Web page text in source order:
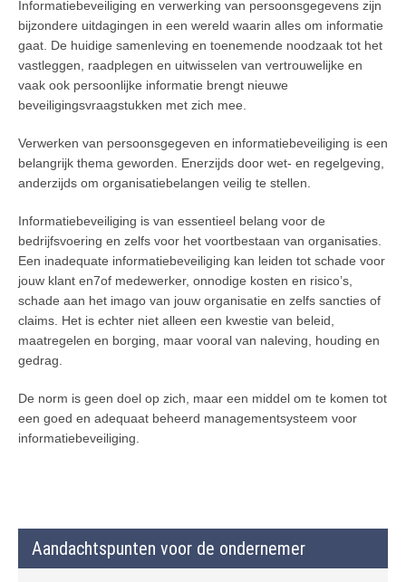
Informatiebeveiliging en verwerking van persoonsgegevens zijn
bijzondere uitdagingen in een wereld waarin alles om informatie
gaat. De huidige samenleving en toenemende noodzaak tot het
vastleggen, raadplegen en uitwisselen van vertrouwelijke en
vaak ook persoonlijke informatie brengt nieuwe
beveiligingsvraagstukken met zich mee.
Verwerken van persoonsgegeven en informatiebeveiliging is een
belangrijk thema geworden. Enerzijds door wet- en regelgeving,
anderzijds om organisatiebelangen veilig te stellen.
Informatiebeveiliging is van essentieel belang voor de
bedrijfsvoering en zelfs voor het voortbestaan van organisaties.
Een inadequate informatiebeveiliging kan leiden tot schade voor
jouw klant en7of medewerker, onnodige kosten en risico’s,
schade aan het imago van jouw organisatie en zelfs sancties of
claims. Het is echter niet alleen een kwestie van beleid,
maatregelen en borging, maar vooral van naleving, houding en
gedrag.
De norm is geen doel op zich, maar een middel om te komen tot
een goed en adequaat beheerd managementsysteem voor
informatiebeveiliging.
Aandachtspunten voor de ondernemer